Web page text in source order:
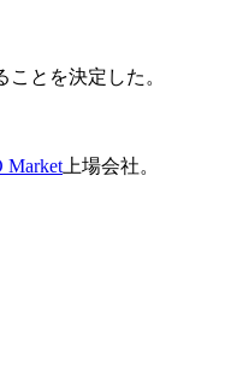
ことを決定した。
Market 上場会社。